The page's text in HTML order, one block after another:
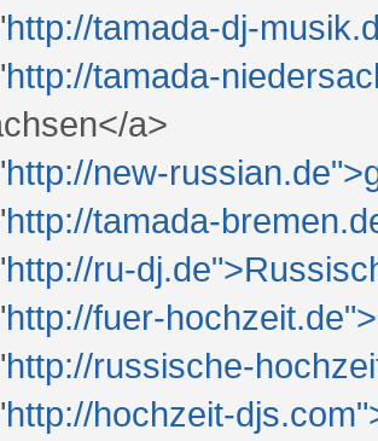
http://tamada-dj-
http://tamada-
a>
http://new-
http://tamada-
http://ru-
http://fuer-
http://russische-
http://hochzeit-